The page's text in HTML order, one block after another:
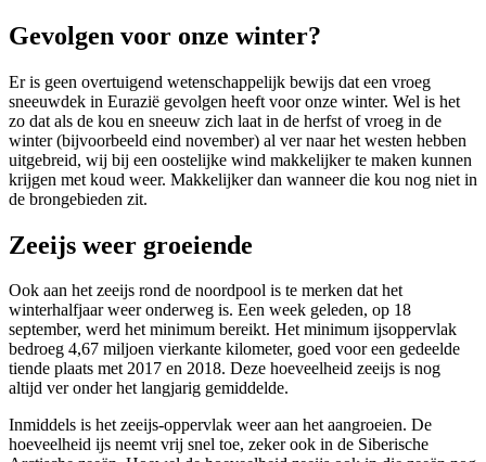
Gevolgen voor onze winter?
Er is geen overtuigend wetenschappelijk bewijs dat een vroeg
sneeuwdek in Eurazië gevolgen heeft voor onze winter. Wel is het
zo dat als de kou en sneeuw zich laat in de herfst of vroeg in de
winter (bijvoorbeeld eind november) al ver naar het westen hebben
uitgebreid, wij bij een oostelijke wind makkelijker te maken kunnen
krijgen met koud weer. Makkelijker dan wanneer die kou nog niet in
de brongebieden zit.
Zeeijs weer groeiende
Ook aan het zeeijs rond de noordpool is te merken dat het
winterhalfjaar weer onderweg is. Een week geleden, op 18
september, werd het minimum bereikt. Het minimum ijsoppervlak
bedroeg 4,67 miljoen vierkante kilometer, goed voor een gedeelde
tiende plaats met 2017 en 2018. Deze hoeveelheid zeeijs is nog
altijd ver onder het langjarig gemiddelde.
Inmiddels is het zeeijs-oppervlak weer aan het aangroeien. De
hoeveelheid ijs neemt vrij snel toe, zeker ook in de Siberische